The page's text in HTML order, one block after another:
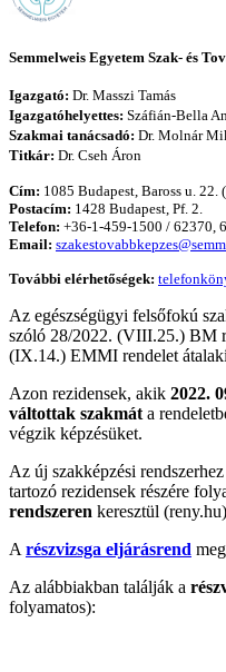
Semmelweis Egyetem Szak- és
Igazgató: Dr. Masszi Tamás
Igazgatóhelyettes: Száfián-Bella
Szakmai tanácsadó: Dr. Molnár
Titkár: Dr. Cseh Áron
Cím: 1085 Budapest, Baross u. 22.
Postacím: 1428 Budapest, Pf. 2.
Telefon: +36-1-459-1500 / 62370,
Email:
További elérhetőségek:
Az egészségügyi felsőfokú
szóló 28/2022. (VIII.25.) BM
(IX.14.) EMMI rendelet
Azon rezidensek, akik 2022.
váltottak szakmát a
végzik képzésüket.
Az új szakképzési
tartozó rezidensek részére
rendszeren keresztül
A részvizsga eljárásrend
Az alábbiakban találják a
folyamatos):